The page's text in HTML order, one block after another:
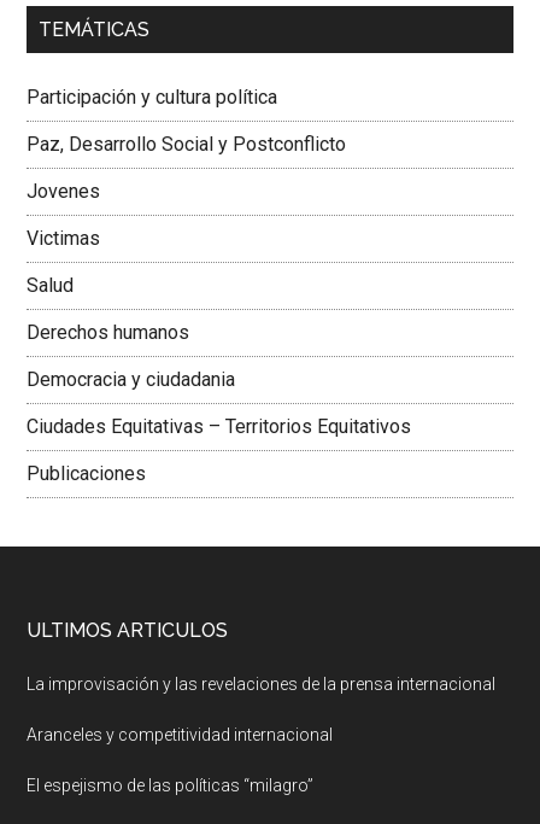
00:00 01:04
Dra. Carolina Corcho Mejía,Presidenta Corporación
Colombiana
TEMÁTICAS
Participación y cultura política
Paz, Desarrollo Social y Postconflicto
Jovenes
Victimas
Salud
Derechos humanos
Democracia y ciudadania
Ciudades Equitativas – Territorios Equitativos
Publicaciones
ULTIMOS ARTICULOS
La improvisación y las revelaciones de la prensa internacional
Aranceles y competitividad internacional
El espejismo de las políticas “milagro”